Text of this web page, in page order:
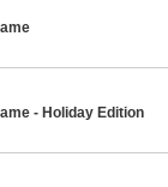
- Holiday Edition